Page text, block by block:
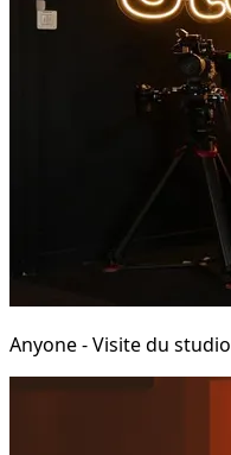
Anyone - Visite du studio